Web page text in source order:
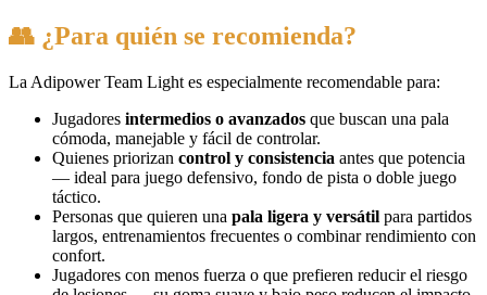
👥 ¿Para quién se recomienda?
La Adipower Team Light es especialmente recomendable para:
Jugadores intermedios o avanzados que buscan una pala
cómoda, manejable y fácil de controlar.
Quienes priorizan control y consistencia antes que potencia
— ideal para juego defensivo, fondo de pista o doble juego
táctico.
Personas que quieren una pala ligera y versátil para partidos
largos, entrenamientos frecuentes o combinar rendimiento con
confort.
Jugadores con menos fuerza o que prefieren reducir el riesgo